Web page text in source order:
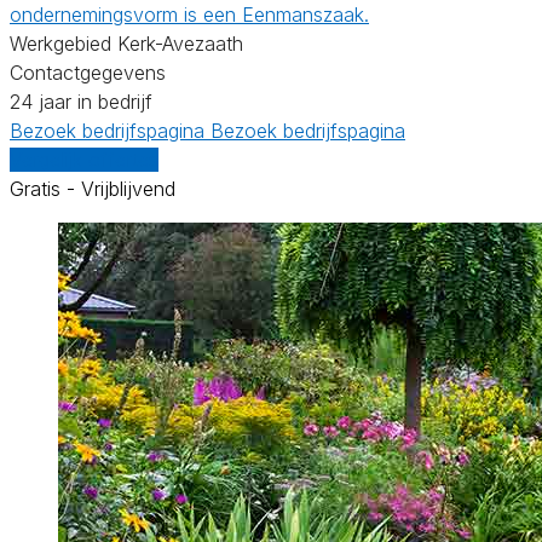
ondernemingsvorm is een Eenmanszaak.
Werkgebied Kerk-Avezaath
Contactgegevens
24 jaar in bedrijf
Bezoek bedrijfspagina Bezoek bedrijfspagina
Gratis - Vrijblijvend